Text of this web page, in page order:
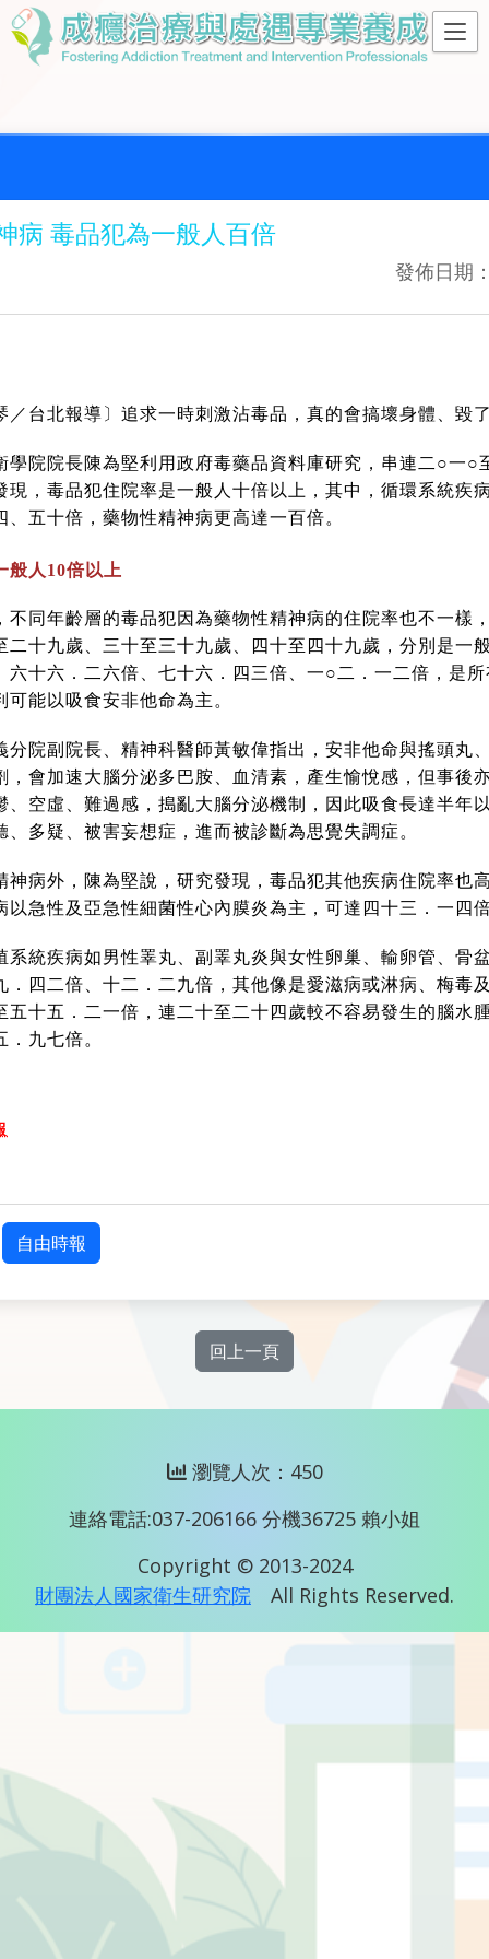
病 毒品犯為一般人百倍
發佈日期
／台北報導〕追求一時刺激沾毒品，真的會搞壞身體、毀
學院院長陳為堅利用政府毒藥品資料庫研究，串連二○一○
現，毒品犯住院率是一般人十倍以上，其中，循環系統疾
、五十倍，藥物性精神病更高達一百倍。
般人10倍以上
不同年齡層的毒品犯因為藥物性精神病的住院率也不一樣
二十九歲、三十至三十九歲、四十至四十九歲，分別是一
六十六．二六倍、七十六．四三倍、一○二．一二倍，是
可能以吸食安非他命為主。
分院副院長、精神科醫師黃敏偉指出，安非他命與搖頭丸
，會加速大腦分泌多巴胺、血清素，產生愉悅感，但事後
、空虛、難過感，搗亂大腦分泌機制，因此吸食長達半年
、多疑、被害妄想症，進而被診斷為思覺失調症。
神病外，陳為堅說，研究發現，毒品犯其他疾病住院率也
以急性及亞急性細菌性心內膜炎為主，可達四十三．一四
系統疾病如男性睪丸、副睪丸炎與女性卵巢、輸卵管、骨
．四二倍、十二．二九倍，其他像是愛滋病或淋病、梅毒
五十五．二一倍，連二十至二十四歲較不容易發生的腦水
．九七倍。
自由時報
回上一頁
瀏覽人次：450
連絡電話:037-206166 分機36725 賴小姐
Copyright © 2013-2024
財團法人國家衛生研究院
All Rights Reserved.